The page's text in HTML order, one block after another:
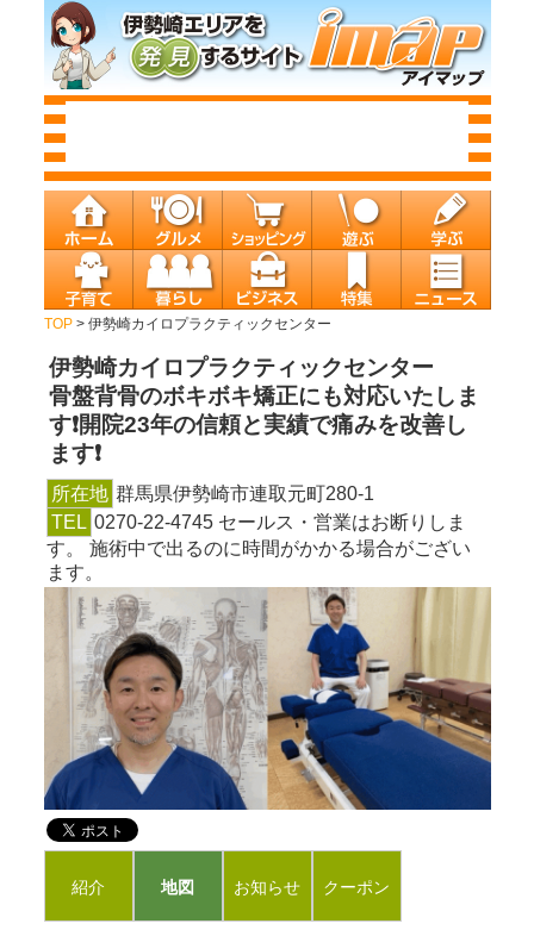
TOP> 伊勢崎カイロプラクティックセンター
伊勢崎カイロプラクティックセンター
骨盤背骨のボキボキ矯正にも対応いたしま
す❗️開院23年の信頼と実績で痛みを改善し
ます❗️
所在地 群馬県伊勢崎市連取元町280-1
TEL 0270-22-4745 セールス・営業はお断りしま
す。 施術中で出るのに時間がかかる場合がござい
ます。
紹介 地図 お知らせ クーポン